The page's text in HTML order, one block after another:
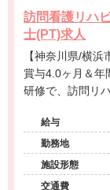
訪問看護リハ
士(PT)求人
【神奈川県/横浜市旭区】 横浜シェア25%
賞与4.0ヶ月＆年
研修で、訪問リ
給与
勤務地
施設形態
交通費